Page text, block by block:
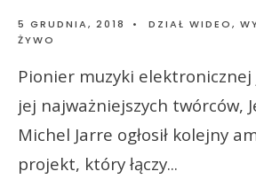
5 GRUDNIA, 2018 • DZIAŁ WIDEO,
ŻYWO
Pionier muzyki elektronicznej
jej najważniejszych twórców,
Michel Jarre ogłosił kolejny
projekt, który łączy...